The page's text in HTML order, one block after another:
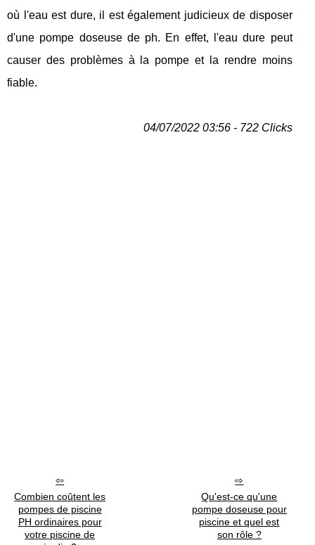
où l'eau est dure, il est également judicieux de disposer
d'une pompe doseuse de ph. En effet, l'eau dure peut
causer des problèmes à la pompe et la rendre moins
fiable.
04/07/2022 03:56 - 722 Clicks
Combien coûtent les
pompes de piscine
PH ordinaires pour
votre piscine de
Qu'est-ce qu'une
pompe doseuse pour
piscine et quel est
son rôle ?